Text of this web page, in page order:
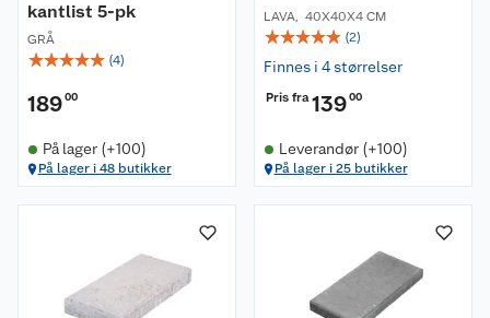
kantlist 5-pk
GRÅ
☆☆☆☆☆ (4)
18900
På lager (+100)
På lager i 48 butikker
LAVA, 40X40X4 CM
☆☆☆☆☆ (2)
Finnes i 4 størrelser
Pris fra13900
Leverandør (+100)
På lager i 25 butikker